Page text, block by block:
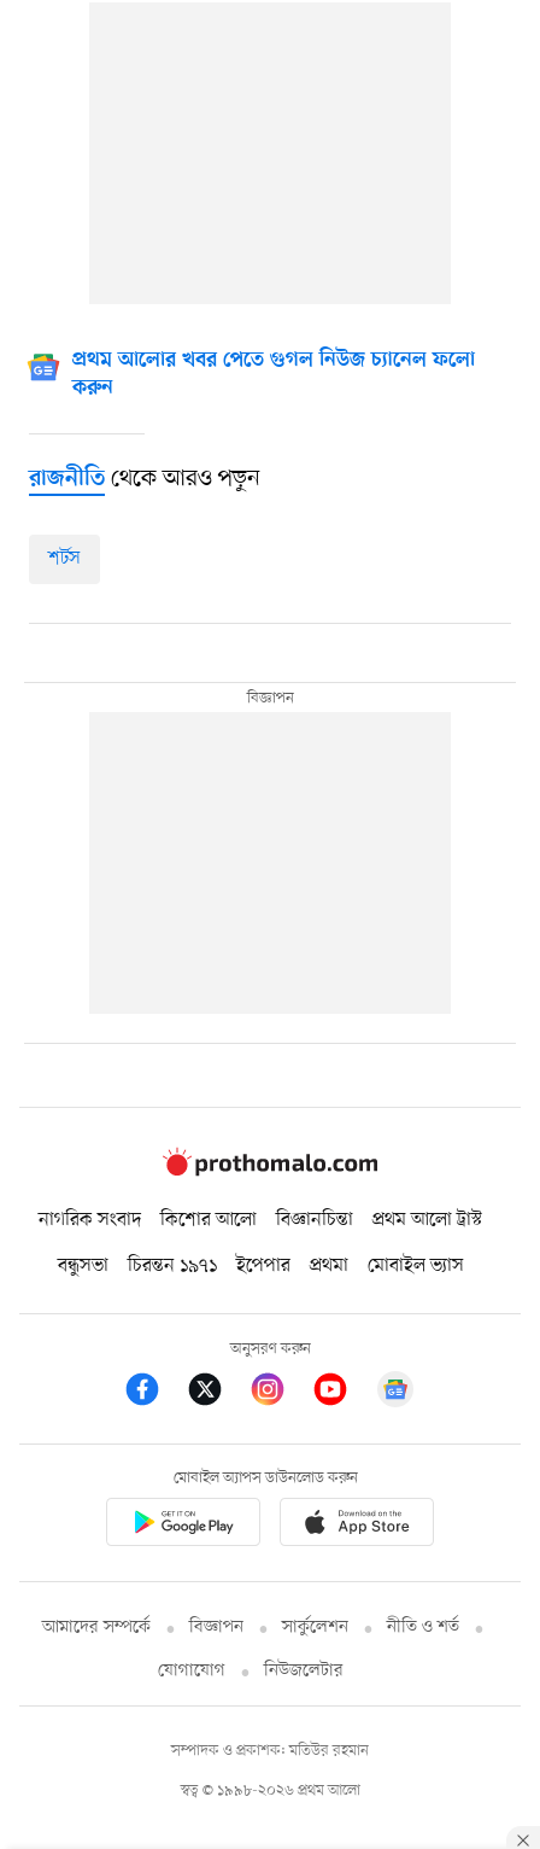
প্রথম আলোর খবর পেতে গুগল নিউজ চ্যানেল ফলো
করুন
রাজনীতিথেকে আরও পড়ুন
শর্টস
নাগরিক সংবাদ কিশোর আলো বিজ্ঞানচিন্তা
প্রথম আলো ট্রাস্ট
বন্ধুসভা
চিরন্তন ১৯৭১ ইপেপার প্রথমা মোবাইল ভ্যাস
অনুসরণ করুন
মোবাইল অ্যাপস ডাউনলোড করুন
আমাদের সম্পর্কে বিজ্ঞাপন সার্কুলেশন
নীতি ও শর্ত
যোগাযোগ
নিউজলেটার
স্বত্ব © ১৯৯৮-২০২৬ প্রথম আলো
সম্পাদক ও প্রকাশক: মতিউর রহমান